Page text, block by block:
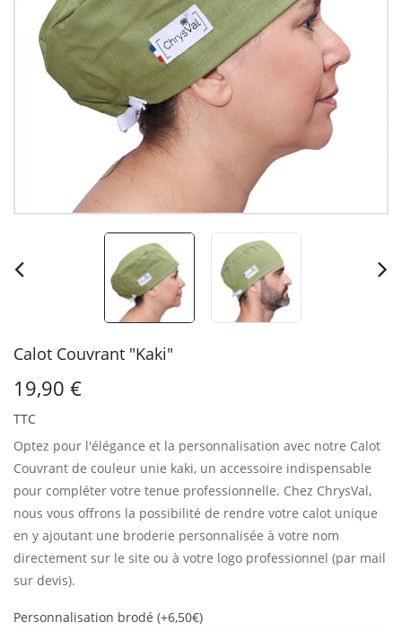
Calot Couvrant "Kaki"
19,90 €
TTC
Optez pour l'élégance et la personnalisation avec notre Calot
Couvrant de couleur unie kaki, un accessoire indispensable
pour compléter votre tenue professionnelle. Chez ChrysVal,
nous vous offrons la possibilité de rendre votre calot unique
en y ajoutant une broderie personnalisée à votre nom
directement sur le site ou à votre logo professionnel (par mail
sur devis).
Personnalisation brodé (+6,50€)